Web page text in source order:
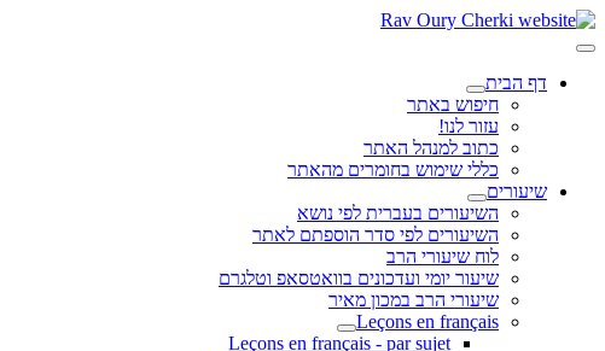
דף הבית
חיפוש באתר
עזור לנו!
כתוב למנהל האתר
כללי שימוש בחומרים מהאתר
שיעורים
השיעורים בעברית לפי נושא
השיעורים לפי סדר הוספתם לאתר
לוח שיעורי הרב
שיעור יומי ועדכונים בוואטסאפ וטלגרם
שיעורי הרב במכון מאיר
Leçons en français
Leçons en français - par sujet